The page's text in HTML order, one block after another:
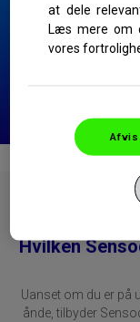
Sådan
Hvilken
Uanset om du er på
ånde, tilbyder
at dele
Læs mere om
vores
Afvis